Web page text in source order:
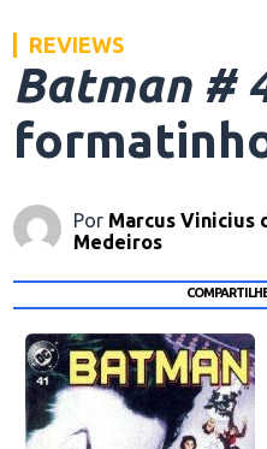
REVIEWS
Batman #
Por Marcus Vinicius
Medeiros